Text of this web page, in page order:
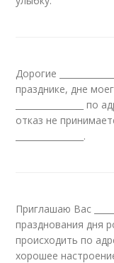
Дорогие
празднике, дне
________________
отказ не
________________.
Приглашаю Вас
празднования дня
происходить по
хорошее